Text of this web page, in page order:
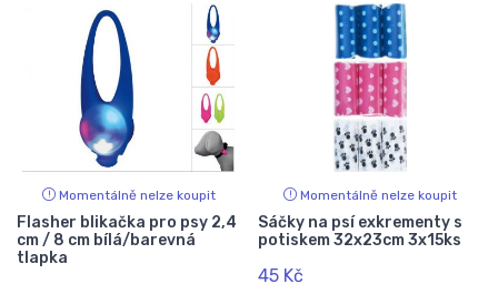
Momentálně nelze koupit
Flasher blikačka pro psy 2,4
cm / 8 cm bílá/barevná
tlapka
Momentálně nelze koupit
Sáčky na psí exkrementy s
potiskem 32x23cm 3x15ks
45 Kč